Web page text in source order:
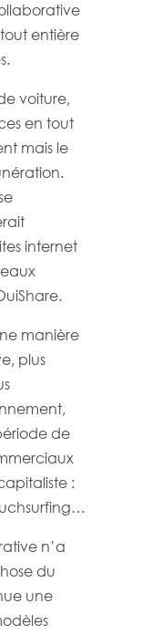
entière
voiture,
en tout
mais le
internet
manière
plus
de
:
n’a
du
une